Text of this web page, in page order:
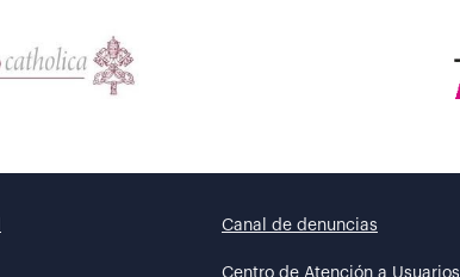
Canal de denuncias
Centro de Atención a Usuarios